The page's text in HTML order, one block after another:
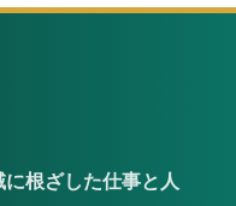
根ざした仕事と人